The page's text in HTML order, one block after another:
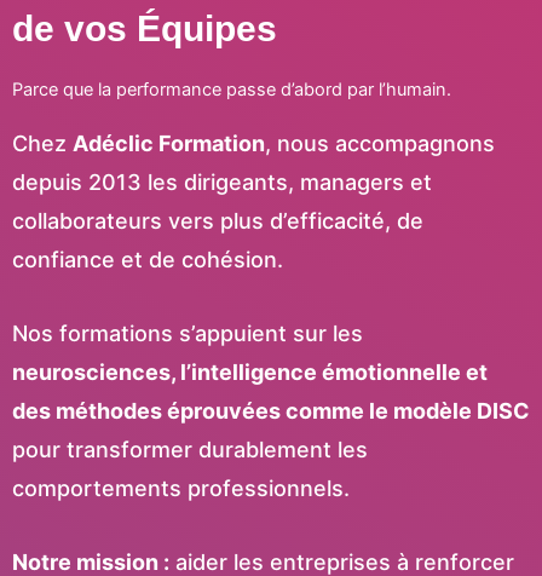
de vos Équipes
Parce que la performance passe d’abord par l’humain.
Chez Adéclic Formation, nous accompagnons
depuis 2013 les dirigeants, managers et
collaborateurs vers plus d’efficacité, de
confiance et de cohésion.
Nos formations s’appuient sur les
neurosciences, l’intelligence émotionnelle et
des méthodes éprouvées comme le modèle DISC
pour transformer durablement les
comportements professionnels.
Notre mission : aider les entreprises à renforcer